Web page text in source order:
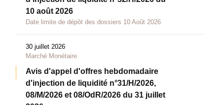
10 août 2026
Date limite de dépôt des dossiers 10 Août 2026
30 juillet 2026
Marché Monétaire
Avis d'appel d'offres hebdomadaire
d'injection de liquidité n°31/H/2026,
08/M/2026 et 08/OdR/2026 du 31 juillet